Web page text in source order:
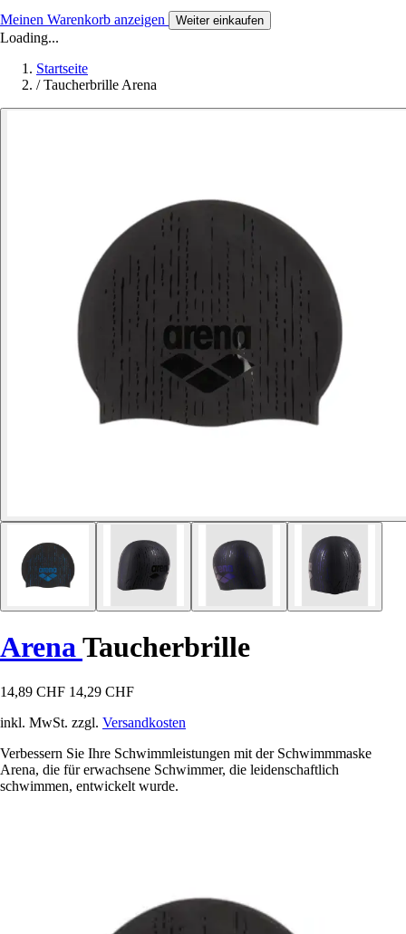
Meinen Warenkorb anzeigen Weiter einkaufen
Loading...
Startseite
/ Taucherbrille Arena
ArenaTaucherbrille
14,89 CHF 14,29 CHF
inkl. MwSt. zzgl. Versandkosten
Verbessern Sie Ihre Schwimmleistungen mit der Schwimmmaske
Arena, die für erwachsene Schwimmer, die leidenschaftlich
schwimmen, entwickelt wurde.